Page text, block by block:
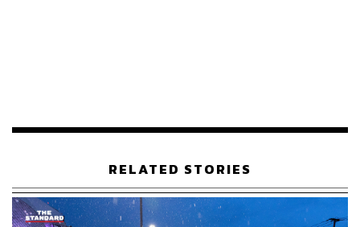
ฐานะนักธุรกิจและนักเรียน และคาดว่าจะเปิดประเทศให้นัก
ท่องเที่ยวเข้าประเทศได้ภายในปีนี้
RELATED STORIES